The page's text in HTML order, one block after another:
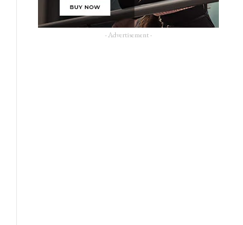
- Advertisement -